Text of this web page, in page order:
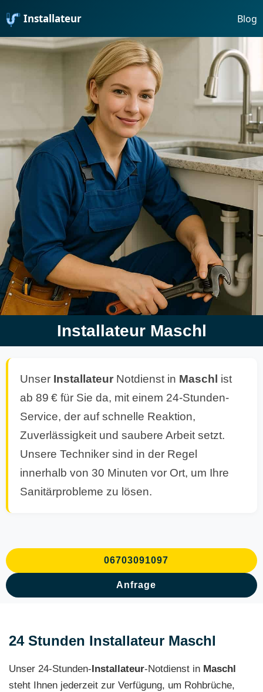
Installateur Blog
Installateur Maschl
Unser Installateur Notdienst in Maschl ist
ab 89 € für Sie da, mit einem 24-Stunden-
Service, der auf schnelle Reaktion,
Zuverlässigkeit und saubere Arbeit setzt.
Unsere Techniker sind in der Regel
innerhalb von 30 Minuten vor Ort, um Ihre
Sanitärprobleme zu lösen.
06703091097
Anfrage
24 Stunden Installateur Maschl
Unser 24-Stunden-Installateur-Notdienst in Maschl
steht Ihnen jederzeit zur Verfügung, um Rohbrüche,